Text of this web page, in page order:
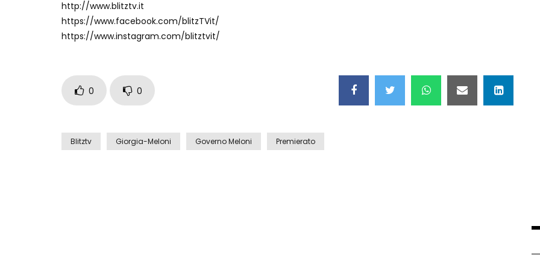
http://www.blitztv.it
https://www.facebook.com/blitzTVit/
https://www.instagram.com/blitztvit/
0 0
Blitztv Giorgia-Meloni Governo Meloni Premierato